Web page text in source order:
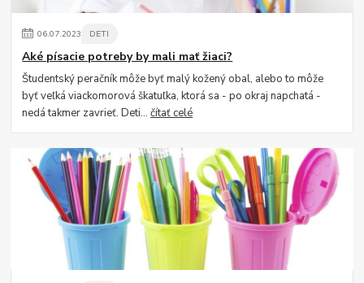
06.07.2023 DETI
Aké písacie potreby by mali mať žiaci?
Študentský peračník môže byť malý kožený obal, alebo to môže
byť veľká viackomorová škatuľka, ktorá sa - po okraj napchatá -
nedá takmer zavrieť. Deti...čítať celé